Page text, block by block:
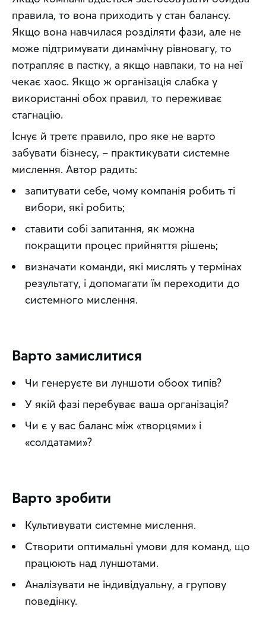
правила, то вона приходить у стан балансу.
Якщо вона навчилася розділяти фази, але не
може підтримувати динамічну рівновагу, то
потрапляє в пастку, а якщо навпаки, то на неї
чекає хаос. Якщо ж організація слабка у
використанні обох правил, то переживає
стагнацію.
Існує й третє правило, про яке не варто
забувати бізнесу, – практикувати системне
мислення. Автор радить:
запитувати себе, чому компанія робить ті
вибори, які робить;
ставити собі запитання, як можна
покращити процес прийняття рішень;
визначати команди, які мислять у термінах
результату, і допомагати їм переходити до
системного мислення.
Варто замислитися
Чи генеруєте ви луншоти обоох типів?
У якій фазі перебуває ваша організація?
Чи є у вас баланс між «творцями» і
«солдатами»?
Варто зробити
Культивувати системне мислення.
Створити оптимальні умови для команд, що
працюють над луншотами.
Аналізувати не індивідуальну, а групову
поведінку.